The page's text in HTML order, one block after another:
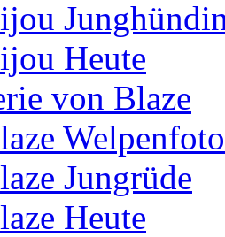
Heute
von Blaze
Jungrüde
Heute